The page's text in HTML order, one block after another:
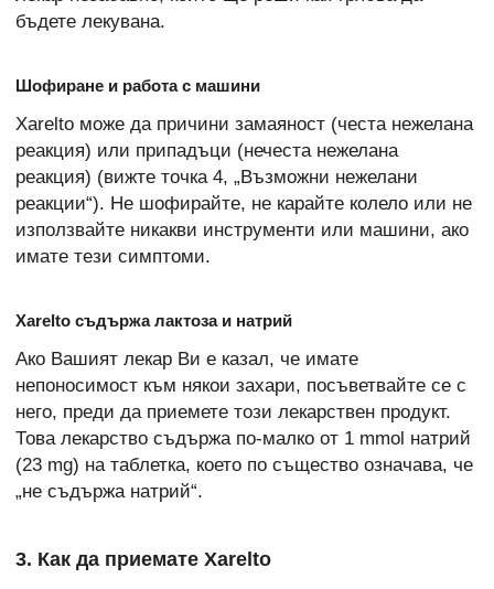
бъдете лекувана.
Шофиране и работа с машини
Xarelto може да причини замаяност (честа нежелана
реакция) или припадъци (нечеста нежелана
реакция) (вижте точка 4, „Възможни нежелани
реакции“). Не шофирайте, не карайте колело или не
използвайте никакви инструменти или машини, ако
имате тези симптоми.
Xarelto съдържа лактоза и натрий
Ако Вашият лекар Ви е казал, че имате
непоносимост към някои захари, посъветвайте се с
него, преди да приемете този лекарствен продукт.
Това лекарство съдържа по-малко от 1 mmol натрий
(23 mg) на таблетка, което по същество означава, че
„не съдържа натрий“.
3. Как да приемате Xarelto